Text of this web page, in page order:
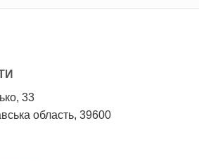
33
область, 39600